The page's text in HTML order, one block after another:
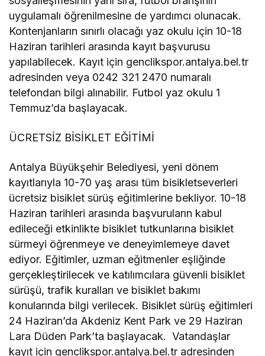
uygulamalı öğrenilmesine de yardımcı olunacak.
Kontenjanların sınırlı olacağı yaz okulu için 10-18
Haziran tarihleri arasında kayıt başvurusu
yapılabilecek. Kayıt için genclikspor.antalya.bel.tr
adresinden veya 0242 321 2470 numaralı
telefondan bilgi alınabilir. Futbol yaz okulu 1
Temmuz’da başlayacak.
ÜCRETSİZ BİSİKLET EĞİTİMİ
Antalya Büyükşehir Belediyesi, yeni dönem
kayıtlarıyla 10-70 yaş arası tüm bisikletseverleri
ücretsiz bisiklet sürüş eğitimlerine bekliyor. 10-18
Haziran tarihleri arasında başvuruların kabul
edileceği etkinlikte bisiklet tutkunlarına bisiklet
sürmeyi öğrenmeye ve deneyimlemeye davet
ediyor. Eğitimler, uzman eğitmenler eşliğinde
gerçekleştirilecek ve katılımcılara güvenli bisiklet
sürüşü, trafik kuralları ve bisiklet bakımı
konularında bilgi verilecek. Bisiklet sürüş eğitimleri
24 Haziran’da Akdeniz Kent Park ve 29 Haziran
Lara Düden Park’ta başlayacak. Vatandaşlar
kayıt için genclikspor.antalya.bel.tr adresinden